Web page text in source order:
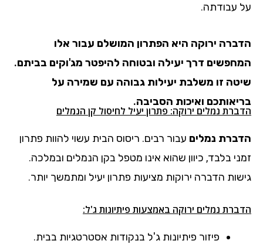
על עבודתה.
הדברה ירוקה היא הפתרון המושלם עבור אלו
המחפשים דרך יעילה ובטוחה להיפטר מג'וקים בביתם.
שיטה זו משלבת יעילות גבוהה עם שמירה על
בריאותכם ואיכות הסביבה.
הדברת נמלים ירוקה: פתרון יעיל לחיסול קן הנמלים
הדברת נמלים עבור רבים. ריסוס הבית עשוי להוות פתרון
זמני בלבד, כיוון שהוא אינו מטפל בקן הנמלים ובמלכה.
גישות הדברה ירוקות מציעות פתרון יעיל ומתמשך יותר.
הדברת נמלים ירוקה באמצעות פיתיונות ג'ל:
פיזור פיתיונות ג'ל בנקודות אסטרטגיות בבית.